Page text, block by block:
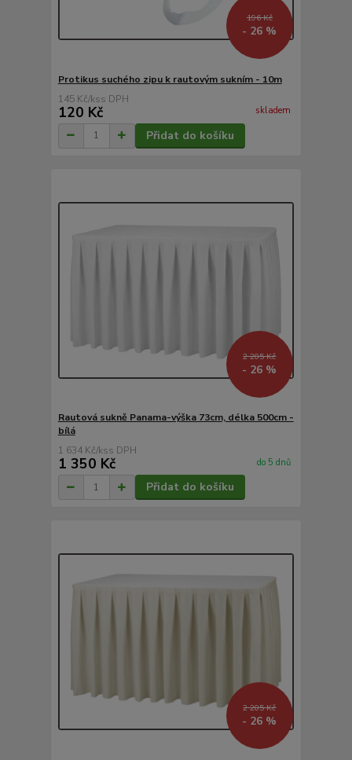
196 Kč
- 26 %
Protikus suchého zipu k rautovým sukním - 10m
145 Kč/ks
120 Kč skladem
Přidat do košíku
2 205 Kč
- 26 %
Rautová sukně Panama-výška 73cm, délka 500cm -
bílá
1 634 Kč/ks
1 350 Kč do 5 dnů
Přidat do košíku
2 205 Kč
- 26 %